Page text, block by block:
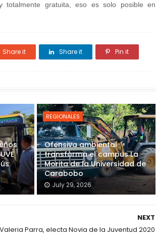
gratuita, eso es solo posible en
Share it Share it Pin it
REGIONALES
Ofensiva ambiental
transforma el campus La
Morita de la Universidad de
Carabobo
July 29, 2026
NEXT
Valeria Parra, electa Novia de la Juventud 2020